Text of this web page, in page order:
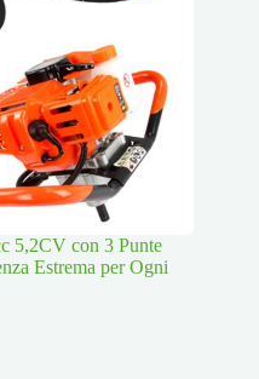
5,2CV con 3 Punte
Estrema per Ogni